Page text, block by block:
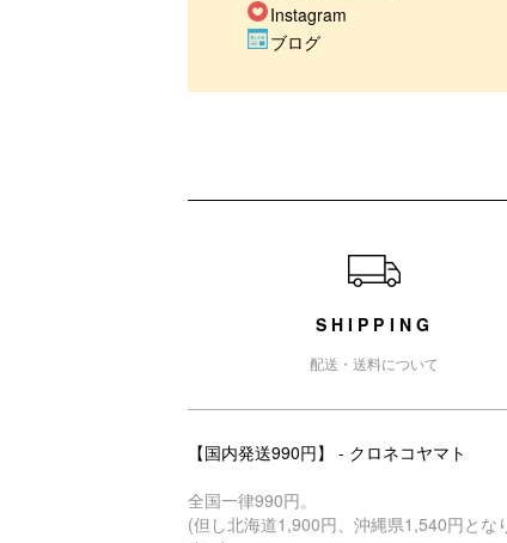
Instagram
ブログ
SHIPPING
配送・送料について
【国内発送990円】 - クロネコヤマト
全国一律990円。
(但し北海道1,900円、沖縄県1,540円とな